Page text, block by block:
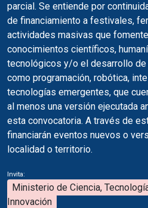
parcial. Se entiende por
de financiamiento a festivales,
actividades masivas que
conocimientos científicos,
tecnológicos y/o el desarrollo de
como programación, robótica,
tecnologías emergentes, que
al menos una versión ejecutada
esta convocatoria. A través de
financiarán eventos nuevos o
localidad o territorio.
Invita:
Ministerio de Ciencia,
Innovación